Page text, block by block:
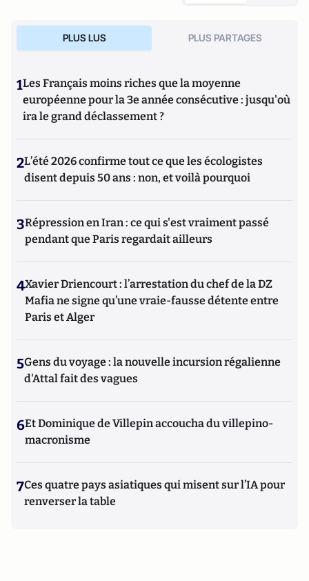
PLUS LUS PLUS PARTAGES
1Les Français moins riches que la moyenne
européenne pour la 3e année consécutive : jusqu'où
ira le grand déclassement ?
2L’été 2026 confirme tout ce que les écologistes
disent depuis 50 ans : non, et voilà pourquoi
3Répression en Iran : ce qui s'est vraiment passé
pendant que Paris regardait ailleurs
4Xavier Driencourt : l’arrestation du chef de la DZ
Mafia ne signe qu’une vraie-fausse détente entre
Paris et Alger
5Gens du voyage : la nouvelle incursion régalienne
d'Attal fait des vagues
6Et Dominique de Villepin accoucha du villepino-
macronisme
7Ces quatre pays asiatiques qui misent sur l’IA pour
renverser la table